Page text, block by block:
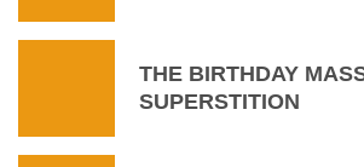
THE BIRTHDAY
SUPERSTITION